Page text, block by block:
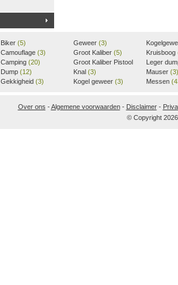
Biker (5)
Camouflage (3)
Camping (20)
Dump (12)
Gekkigheid (3)
Geweer (3)
Groot Kaliber (5)
Groot Kaliber Pistool
(3)
Knal (3)
Kogel geweer (3)
Kruisboog
Leger
Mauser (3)
Messen
Over ons -Algemene voorwaarden- Disclaimer-
© Copyright